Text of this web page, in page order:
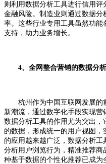
则利用数据分析工具进行信用
金融风险。制造业则通过数据
率。这些行业专用工具虽然功
支持，助力业务增长。
4、全网整合营销的数据分析
杭州作为中国互联网发展的
新潮流，通过数字化手段实现营
数据分析工具的作用尤为突出
的数据，形成统一的用户视图
的应用越来越广泛，数据分析
分析用户浏览行为，精准推荐
种基于数据的个性化推荐已成为